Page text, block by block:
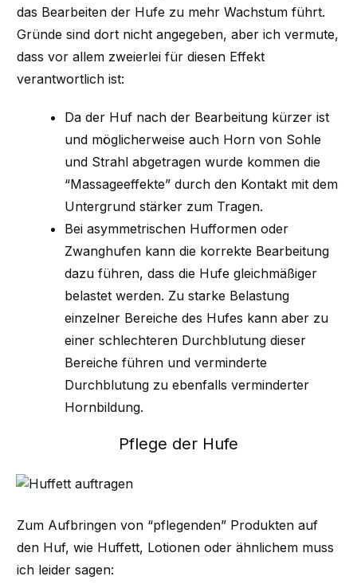
das Bearbeiten der Hufe zu mehr Wachstum führt.
Gründe sind dort nicht angegeben, aber ich vermute,
dass vor allem zweierlei für diesen Effekt
verantwortlich ist:
Da der Huf nach der Bearbeitung kürzer ist
und möglicherweise auch Horn von Sohle
und Strahl abgetragen wurde kommen die
“Massageeffekte” durch den Kontakt mit dem
Untergrund stärker zum Tragen.
Bei asymmetrischen Hufformen oder
Zwanghufen kann die korrekte Bearbeitung
dazu führen, dass die Hufe gleichmäßiger
belastet werden. Zu starke Belastung
einzelner Bereiche des Hufes kann aber zu
einer schlechteren Durchblutung dieser
Bereiche führen und verminderte
Durchblutung zu ebenfalls verminderter
Hornbildung.
Pflege der Hufe
Zum Aufbringen von “pflegenden” Produkten auf
den Huf, wie Huffett, Lotionen oder ähnlichem muss
ich leider sagen: